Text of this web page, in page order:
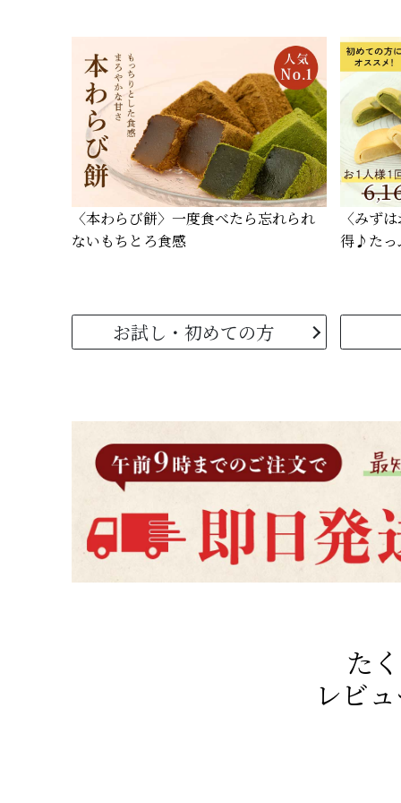
〈本わらび餅〉 一度食べたら忘れられ
ないもちとろ食感
〈みず
得♪たっ
お試し・初めての方
た
レビ